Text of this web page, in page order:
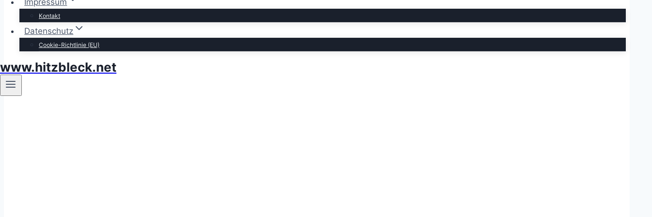
Impressum
Kontakt
Datenschutz
Cookie-Richtlinie (EU)
www.hitzbleck.net